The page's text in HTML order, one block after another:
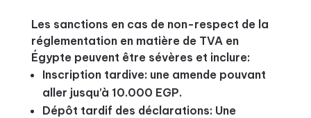
Les sanctions en cas de non-respect de la
réglementation en matière de TVA en
Égypte peuvent être sévères et inclure:
Inscription tardive: une amende pouvant
aller jusqu’à 10.000 EGP.
Dépôt tardif des déclarations: Une